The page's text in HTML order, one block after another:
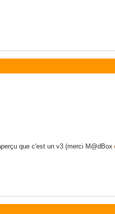
que c'est un v3 (merci M@dBox